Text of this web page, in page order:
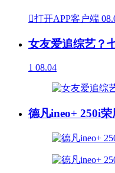
打开APP客户端
女友爱追综艺？
1 08.04
德凡ineo+ 250i